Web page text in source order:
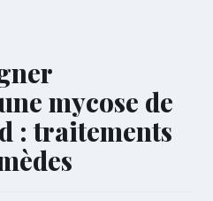
mycose de
: traitements